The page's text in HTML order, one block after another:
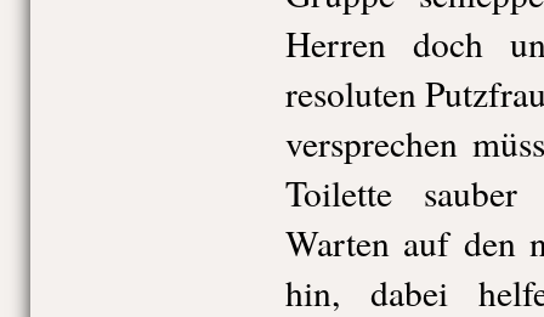
Herren doch
resoluten
versprechen
Toilette
Warten auf den
hin, dabei